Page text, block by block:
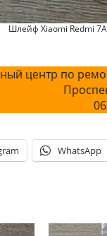
Шлейф Xiaomi Redmi
центр по
WhatsApp